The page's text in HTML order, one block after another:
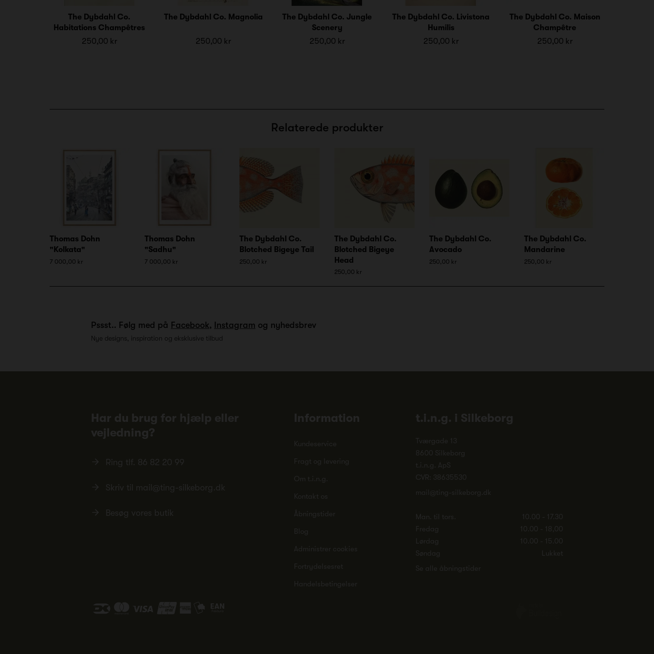
The Dybdahl Co.
Habitations Champêtres
250,00 kr
The Dybdahl Co. Magnolia
250,00 kr
The Dybdahl Co. Jungle
Scenery
250,00 kr
The Dybdahl Co. Livistona
Humilis
250,00 kr
The Dybdahl Co. Maison
Champêtre
250,00 kr
Relaterede produkter
Thomas Dohn
"Kolkata"
7 000,00 kr
Thomas Dohn
"Sadhu"
7 000,00 kr
The Dybdahl Co.
Blotched Bigeye Tail
250,00 kr
The Dybdahl Co.
Blotched Bigeye
Head
250,00 kr
The Dybdahl Co.
Avocado
250,00 kr
The Dybdahl Co.
Mandarine
250,00 kr
Pssst.. Følg med på Facebook, Instagram og nyhedsbrev
Nye designs, inspiration og eksklusive tilbud
Har du brug for hjælp eller
vejledning?
Ring tlf. 86 82 20 99
Skriv til mail@ting-silkeborg.dk
Besøg vores butik
Information
Kundeservice
Fragt og levering
Om t.i.n.g.
Kontakt os
Åbningstider
Blog
Administrer cookies
Fortrydelsesret
Handelsbetingelser
t.i.n.g. i Silkeborg
Tværgade 13
8600 Silkeborg
t.i.n.g. ApS
CVR: 38635530
mail@ting-silkeborg.dk
Man. til tors.
10.00 - 17.30
Fredag
10.00 - 18,00
Lørdag
10.00 - 15.00
Søndag
Lukket
Se alle åbningstider